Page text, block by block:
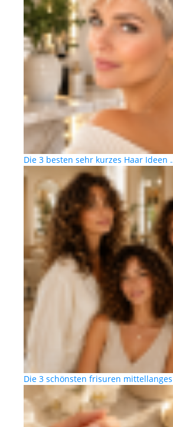
Die 3 besten sehr kurzes Haar Ideen
Die 3 schönsten frisuren